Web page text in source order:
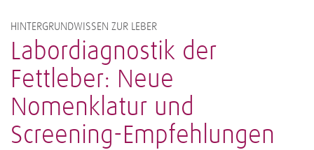
HINTERGRUNDWISSEN ZUR LEBER
Labordiagnostik der
Fettleber: Neue
Nomenklatur und
Screening-Empfehlungen